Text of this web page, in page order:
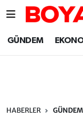
GÜNDEM
HABERLER GÜNDEM
Sinop
Sinop Trafik